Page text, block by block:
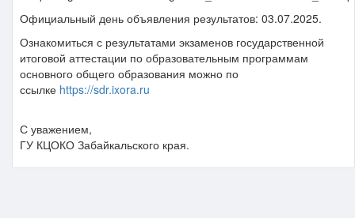
Официальный день объявления результатов: 03.07.2025.
Ознакомиться с результатами экзаменов государственной
итоговой аттестации по образовательным программам
основного общего образования можно по
ссылке https://sdr.ixora.ru
С уважением,
ГУ КЦОКО Забайкальского края.